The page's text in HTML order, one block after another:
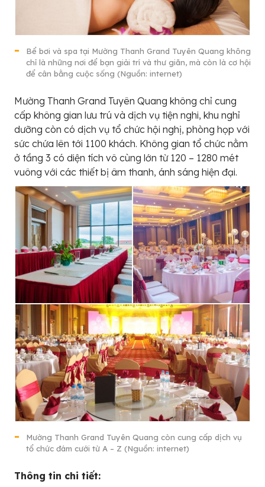
Bể bơi và spa tại Mường Thanh Grand Tuyên Quang không
chỉ là những nơi để bạn giải trí và thư giãn, mà còn là cơ hội
để cân bằng cuộc sống (Nguồn: internet)
Mường Thanh Grand Tuyên Quang không chỉ cung
cấp không gian lưu trú và dịch vụ tiện nghi, khu nghỉ
dưỡng còn có dịch vụ tổ chức hội nghị, phòng họp với
sức chứa lên tới 1100 khách. Không gian tổ chức nằm
ở tầng 3 có diện tích vô cùng lớn từ 120 – 1280 mét
vuông với các thiết bị âm thanh, ánh sáng hiện đại.
Mường Thanh Grand Tuyên Quang còn cung cấp dịch vụ
tổ chức đám cưới từ A – Z (Nguồn: internet)
Thông tin chi tiết: